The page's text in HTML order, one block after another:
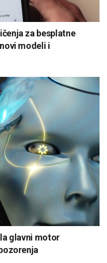
za besplatne
modeli i
glavni motor